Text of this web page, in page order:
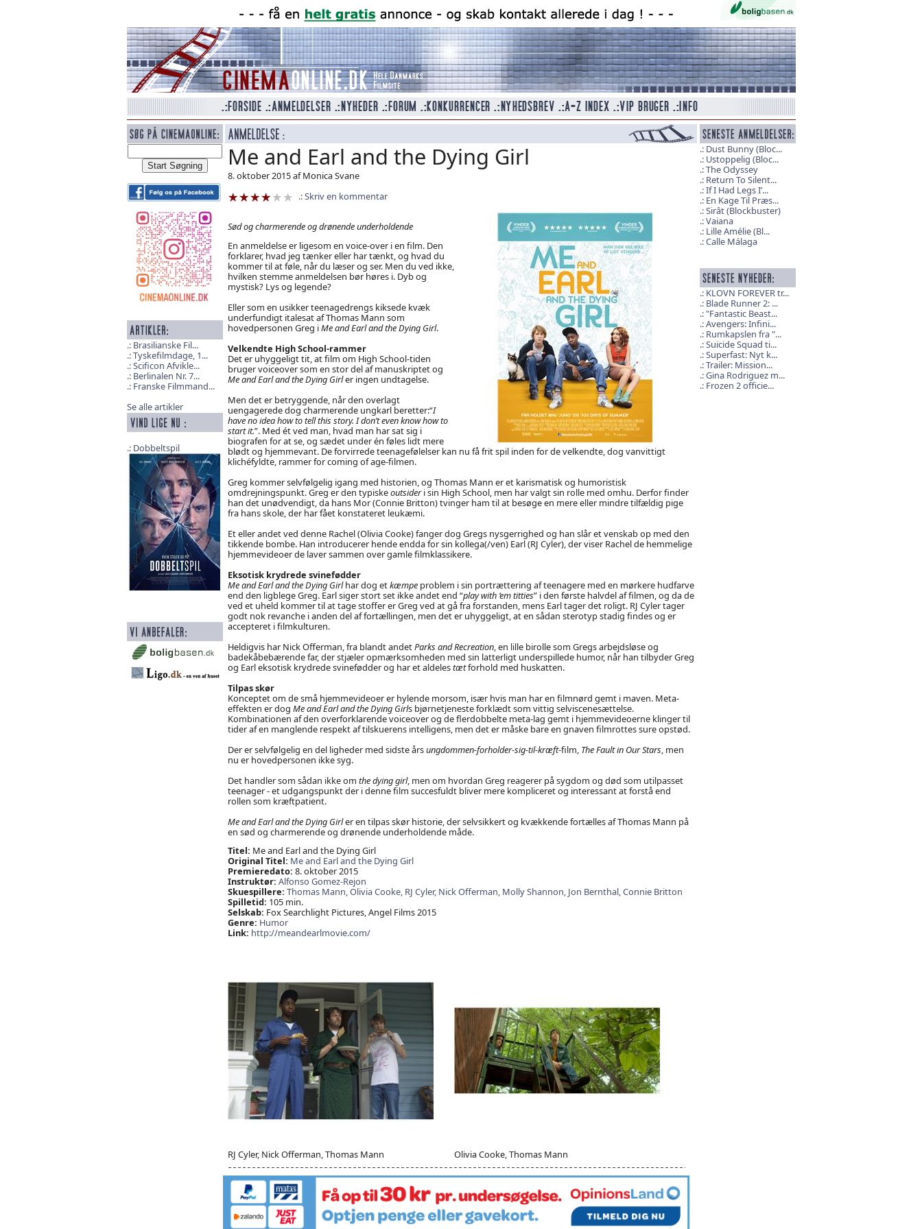
Brasilianske Fil...
Tyskefilmdage, 1...
Scificon Afvikle...
Berlinalen Nr. 7...
Franske Filmmand...
Se alle artikler
Dobbeltspil
Me and Earl and the Dying Girl
8. oktober 2015 af Monica Svane
Skriv en kommentar
Sød og charmerende og drønende underholdende
En anmeldelse er ligesom en voice-over i en film. Den
forklarer, hvad jeg tænker eller har tænkt, og hvad du
kommer til at føle, når du læser og ser. Men du ved ikke,
hvilken stemme anmeldelsen bør høres i. Dyb og
mystisk? Lys og legende?
Eller som en usikker teenagedrengs kiksede kvæk
underfundigt italesat af Thomas Mann som
hovedpersonen Greg iMe and Earl and the Dying Girl.
Velkendte High School-rammer
Det er uhyggeligt tit, at film om High School-tiden
bruger voiceover som en stor del af manuskriptet og
Me and Earl and the Dying Girler ingen undtagelse.
Men det er betryggende, når den overlagt
uengagerede dog charmerende ungkarl beretter:“I
have no idea how to tell this story. I don’t even know how to
start it.”. Med ét ved man, hvad man har sat sig i
biografen for at se, og sædet under én føles lidt mere
blødt og hjemmevant. De forvirrede teenagefølelser kan nu få frit spil inden for de velkendte, dog vanvittigt
klichéfyldte, rammer for coming of age-filmen.
Greg kommer selvfølgelig igang med historien, og Thomas Mann er et karismatisk og humoristisk
omdrejningspunkt. Greg er den typiskeoutsideri sin High School, men har valgt sin rolle med omhu. Derfor finder
han det unødvendigt, da hans Mor (Connie Britton) tvinger ham til at besøge en mere eller mindre tilfældig pige
fra hans skole, der har fået konstateret leukæmi.
Et eller andet ved denne Rachel (Olivia Cooke) fanger dog Gregs nysgerrighed og han slår et venskab op med den
tikkende bombe. Han introducerer hende endda for sin kollega(/ven) Earl (RJ Cyler), der viser Rachel de hemmelige
hjemmevideoer de laver sammen over gamle filmklassikere.
Eksotisk krydrede svinefødder
Me and Earl and the Dying Girlhar dog etkæmpeproblem i sin portrættering af teenagere med en mørkere hudfarve
end den ligblege Greg. Earl siger stort set ikke andet end “play with ‘em titties” i den første halvdel af filmen, og da de
ved et uheld kommer til at tage stoffer er Greg ved at gå fra forstanden, mens Earl tager det roligt. RJ Cyler tager
godt nok revanche i anden del af fortællingen, men det er uhyggeligt, at en sådan sterotyp stadig findes og er
accepteret i filmkulturen.
Heldigvis har Nick Offerman, fra blandt andetParks and Recreation, en lille birolle som Gregs arbejdsløse og
badekåbebærende far, der stjæler opmærksomheden med sin latterligt underspillede humor, når han tilbyder Greg
og Earl eksotisk krydrede svinefødder og har et aldelestætforhold med huskatten.
Tilpas skør
Konceptet om de små hjemmevideoer er hylende morsom, især hvis man har en filmnørd gemt i maven. Meta-
effekten er dog Me and Earl and the Dying Girls bjørnetjeneste forklædt som vittig selviscenesættelse.
Kombinationen af den overforklarende voiceover og de flerdobbelte meta-lag gemt i hjemmevideoerne klinger til
tider af en manglende respekt af tilskuerens intelligens, men det er måske bare en gnaven filmrottes sure opstød.
Der er selvfølgelig en del ligheder med sidste årsungdommen-forholder-sig-til-kræft-film, The Fault in Our Stars, men
nu er hovedpersonen ikke syg.
Det handler som sådan ikke om the dying girl, men om hvordan Greg reagerer på sygdom og død som utilpasset
teenager - et udgangspunkt der i denne film succesfuldt bliver mere kompliceret og interessant at forstå end
rollen som kræftpatient.
Me and Earl and the Dying Girler en tilpas skør historie, der selvsikkert og kvækkende fortælles af Thomas Mann på
en sød og charmerende og drønende underholdende måde.
Titel: Me and Earl and the Dying Girl
Original Titel: Me and Earl and the Dying Girl
Premieredato: 8. oktober 2015
Instruktør: Alfonso Gomez-Rejon
Skuespillere: Thomas Mann,Olivia Cooke, RJ Cyler, Nick Offerman, Molly Shannon, Jon Bernthal,Connie Britton
Spilletid: 105 min.
Selskab: Fox Searchlight Pictures, Angel Films 2015
Genre: Humor
Link: http://meandearlmovie.com/
RJ Cyler, Nick Offerman, Thomas Mann Olivia Cooke, Thomas Mann
Dust Bunny (Bloc...
Ustoppelig (Bloc...
The Odyssey
Return To Silent...
If I Had Legs I’...
En Kage Til Præs...
Sirât (Blockbuster)
Vaiana
Lille Amélie (Bl...
Calle Málaga
KLOVN FOREVER tr...
Blade Runner 2: ...
"Fantastic Beast...
Avengers: Infini...
Rumkapslen fra "...
Suicide Squad ti...
Superfast: Nyt k...
Trailer: Mission...
Gina Rodriguez m...
Frozen 2 officie...